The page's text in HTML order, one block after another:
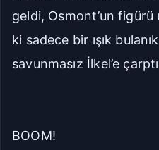
geldi, Osmont’un figürü
ki sadece bir ışık
savunmasız İlkel’e
BOOM!